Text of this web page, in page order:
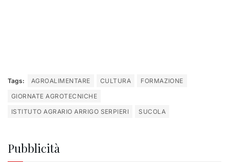
Tags: AGROALIMENTARE CULTURA
FORMAZIONE
GIORNATE AGROTECNICHE
ISTITUTO AGRARIO ARRIGO SERPIERI
SUCOLA
Pubblicità